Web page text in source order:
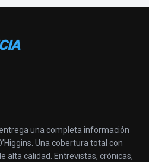
una completa información
Una cobertura total con
alta calidad. Entrevistas, crónicas,